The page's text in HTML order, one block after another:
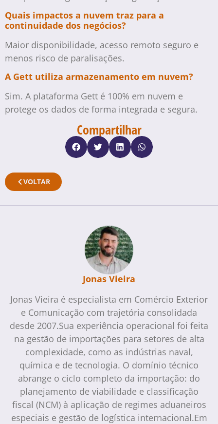
Quais impactos a nuvem traz para a
continuidade dos negócios?
Maior disponibilidade, acesso remoto seguro e
menos risco de paralisações.
A Gett utiliza armazenamento em nuvem?
Sim. A plataforma Gett é 100% em nuvem e
protege os dados de forma integrada e segura.
Compartilhar
VOLTAR
Jonas Vieira
Jonas Vieira é especialista em Comércio Exterior
e Comunicação com trajetória consolidada
desde 2007.Sua experiência operacional foi feita
na gestão de importações para setores de alta
complexidade, como as indústrias naval,
química e de tecnologia. O domínio técnico
abrange o ciclo completo da importação: do
planejamento de viabilidade e classificação
fiscal (NCM) à aplicação de regimes aduaneiros
especiais e gestão de logística internacional.Em